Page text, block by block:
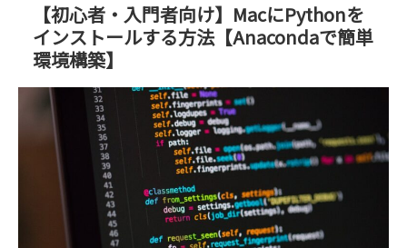
【初心者・入門者向け】MacにPythonを
インストールする方法【Anacondaで簡単
環境構築】